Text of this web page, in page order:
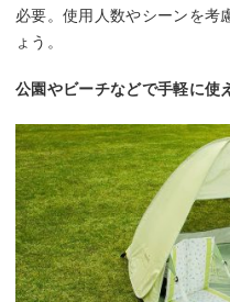
必要。使用人数やシーンを考
ょう。
公園やビーチなどで手軽に使